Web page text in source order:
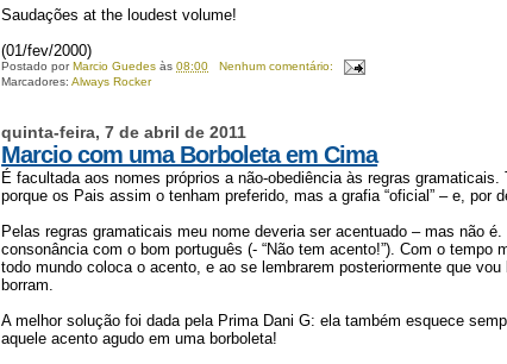
Saudações at the loudest volume!
(01/fev/2000)
Postado porMarcio Guedes às08:00
Nenhum comentário:
Marcadores:Always Rocker
quinta-feira, 7 de abril de 2011
Marcio com uma Borboleta em Cima
É facultada aos nomes próprios a não-obediência às regras
porque os Pais assim o tenham preferido, mas a grafia “oficial” – e,
Pelas regras gramaticais meu nome deveria ser acentuado – mas não
consonância com o bom português (- “Não tem acento!”). Com o
todo mundo coloca o acento, e ao se lembrarem posteriormente que
borram.
A melhor solução foi dada pela Prima Dani G: ela também esquece
aquele acento agudo em uma borboleta!